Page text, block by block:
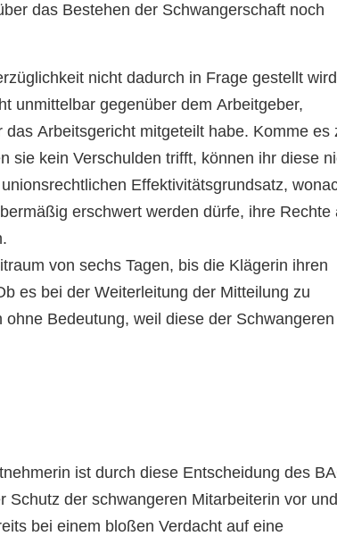
das Bestehen der Schwangerschaft noch
nicht dadurch in Frage gestellt
unmittelbar gegenüber dem Arbeitgeber,
Arbeitsgericht mitgeteilt habe. Komme es
sie kein Verschulden trifft, können ihr diese
Effektivitätsgrundsatz,
erschwert werden dürfe, ihre Rechte
von sechs Tagen, bis die Klägerin ihren
es bei der Weiterleitung der Mitteilung zu
Bedeutung, weil diese der Schwangeren
ist durch diese Entscheidung des
der schwangeren Mitarbeiterin vor
bei einem bloßen Verdacht auf eine